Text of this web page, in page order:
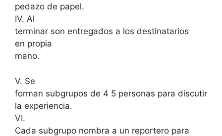
pedazo de papel.
IV. Al
terminar son entregados a los destinatarios
en propia
mano.
V. Se
forman subgrupos de 4 5 personas para discutir
la experiencia.
VI.
Cada subgrupo nombra a un reportero para